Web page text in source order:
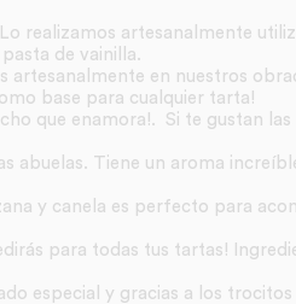
realizamos artesanalmente
de vainilla.
artesanalmente en nuestros
base para cualquier tarta!
que enamora!. Si te gustan las
abuelas. Tiene un aroma
y canela es perfecto para
para todas tus tartas!
especial y gracias a los